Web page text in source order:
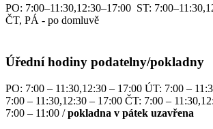
PO: 7:00–11:30,12:30–17:00 ST:
ČT, PÁ - po domluvě
Úřední hodiny podatelny/pokladny
PO: 7:00 – 11:30,12:30 – 17:00 ÚT: 7:00 –
7:00 – 11:30,12:30 – 17:00 ČT: 7:00 –
7:00 – 11:00 /pokladna v pátek uzavřena